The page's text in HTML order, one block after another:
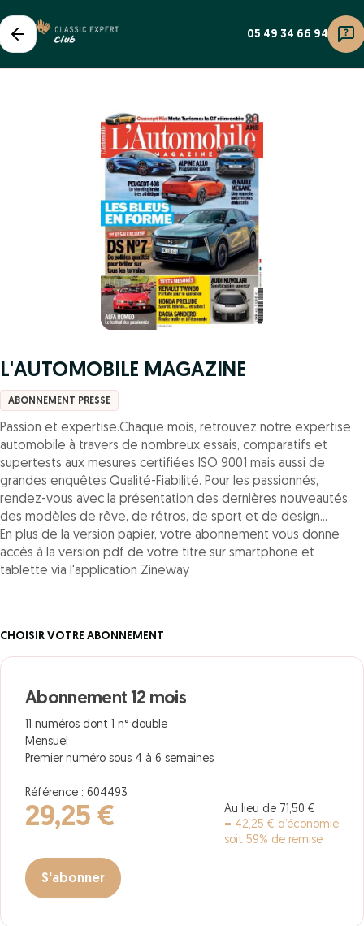
05 49 34 66 94
L'AUTOMOBILE MAGAZINE
ABONNEMENT PRESSE
Passion et expertise.Chaque mois, retrouvez notre expertise
automobile à travers de nombreux essais, comparatifs et
supertests aux mesures certifiées ISO 9001 mais aussi de
grandes enquêtes Qualité-Fiabilité. Pour les passionnés,
rendez-vous avec la présentation des dernières nouveautés,
des modèles de rêve, de rétros, de sport et de design...
En plus de la version papier, votre abonnement vous donne
accès à la version pdf de votre titre sur smartphone et
tablette via l'application Zineway
CHOISIR VOTRE ABONNEMENT
Abonnement 12 mois
11 numéros dont 1 n° double
Mensuel
Premier numéro sous 4 à 6 semaines
Référence : 604493
29,25 €
Au lieu de 71,50 €
= 42,25 € d’économie
soit 59% de remise
S'abonner